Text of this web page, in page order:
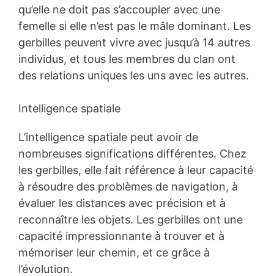
qu’elle ne doit pas s’accoupler avec une
femelle si elle n’est pas le mâle dominant. Les
gerbilles peuvent vivre avec jusqu’à 14 autres
individus, et tous les membres du clan ont
des relations uniques les uns avec les autres.
Intelligence spatiale
L’intelligence spatiale peut avoir de
nombreuses significations différentes. Chez
les gerbilles, elle fait référence à leur capacité
à résoudre des problèmes de navigation, à
évaluer les distances avec précision et à
reconnaître les objets. Les gerbilles ont une
capacité impressionnante à trouver et à
mémoriser leur chemin, et ce grâce à
l’évolution.